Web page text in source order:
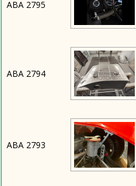
ABA 2795
ABA 2794
ABA 2793